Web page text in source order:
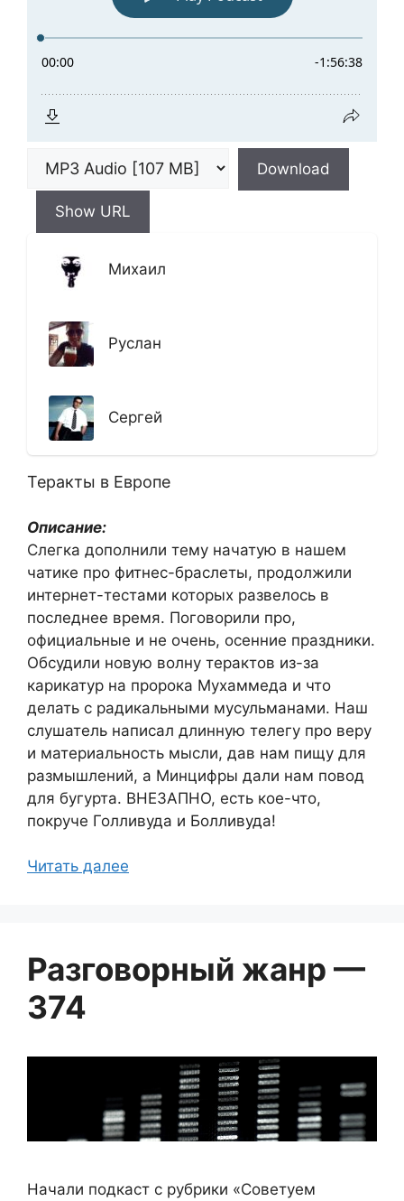
Download
Show URL
Михаил
Руслан
Сергей
Теракты в Европе
Описание:
Слегка дополнили тему начатую в нашем
чатике про фитнес-браслеты, продолжили
интернет-тестами которых развелось в
последнее время. Поговорили про,
официальные и не очень, осенние праздники.
Обсудили новую волну терактов из-за
карикатур на пророка Мухаммеда и что
делать с радикальными мусульманами. Наш
слушатель написал длинную телегу про веру
и материальность мысли, дав нам пищу для
размышлений, а Минцифры дали нам повод
для бугурта. ВНЕЗАПНО, есть кое-что,
покруче Голливуда и Болливуда!
Читать далее
Разговорный жанр —
374
Начали подкаст с рубрики «Советуем